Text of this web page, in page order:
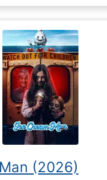
(2026)